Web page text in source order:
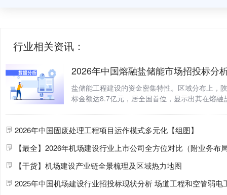
行业相关资讯：
盐储能工程建设的资金密集特性。区域分布上，
标金额达8.7亿元，居全国首位，显示出其在熔融
2026年中国固废处理工程项目运作模式多元化【组图】
【最全】2026年机场建设行业上市公司全方位对比（附业务布局汇总、业绩对比、
【干货】机场建设产业链全景梳理及区域热力地图
2025年中国机场建设行业招投标现状分析 场道工程和空管弱电